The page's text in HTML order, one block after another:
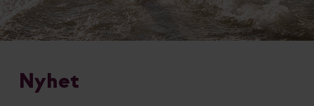
Nyhet